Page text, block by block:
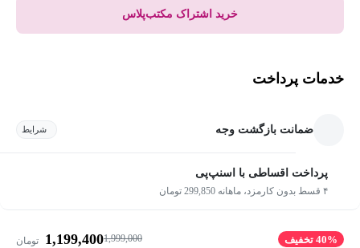
خرید اشتراک مکتب‌پلاس
خدمات پرداخت
ضمانت بازگشت وجه شرایط
پرداخت اقساطی با اسنپ‌پی
۴ قسط بدون کارمزد، ماهانه 299,850 تومان
40% تخفیف 1,999,000
1,199,400 تومان